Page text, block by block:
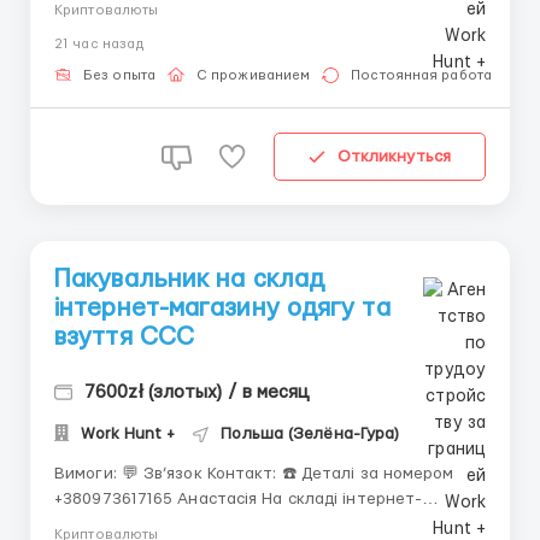
роботи, до 55 років. З документами для легального
працевлаштування на території Польщі. І з
мінімальним розумінням польської мови. Де п...
Криптовалюты
21 час назад
Без опыта С проживанием Постоянная работа
Откликнуться
Пакувальник на склад
інтернет-магазину одягу та
взуття CCC
7600zł (злотых) / в месяц
Work Hunt + Польша (Зелёна-Гура)
Вимоги: 💬 Зв’язок Контакт: ☎️ Деталі за номером
+380973617165 Анастасія На складі інтернет-
Криптовалюты